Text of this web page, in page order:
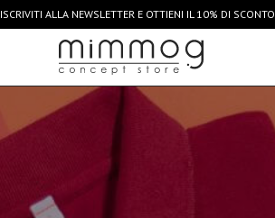
ISCRIVITI ALLA NEWSLETTER E OTTIENI IL 10% DI SCONTO